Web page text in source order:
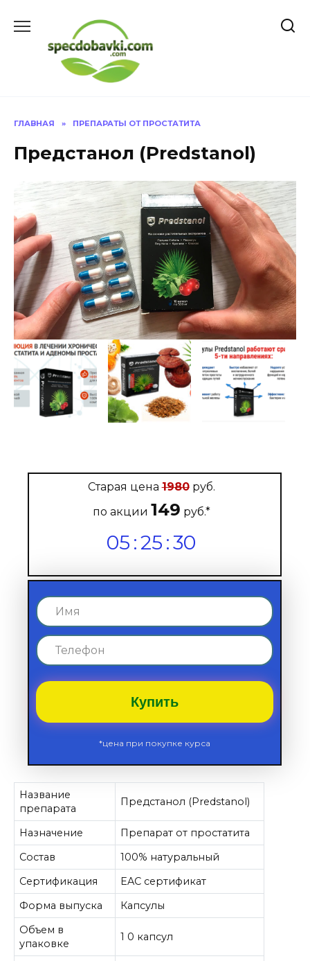
содержанию
ГЛАВНАЯ » ПРЕПАРАТЫ ОТ ПРОСТАТИТА
Предстанол (Predstanol)
Старая цена1980руб.
по акции 149 руб.*
05 :25 :29
Купить
*цена при покупке курса
Название
препарата
Предстанол (Predstanol)
Назначение
Препарат от простатита
Состав
100% натуральный
Сертификация
EAC сертификат
Форма выпуска
Капсулы
Объем в
упаковке
1 0 капсул